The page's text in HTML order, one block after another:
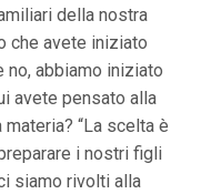
della nostra
che avete iniziato
no, abbiamo iniziato
avete pensato alla
“La scelta è
i nostri figli
siamo rivolti alla